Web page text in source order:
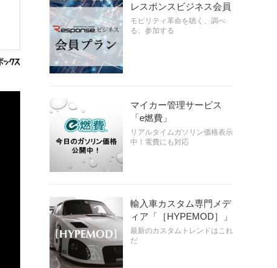
レスポンスビジネス会員
モビリティ革命を聴く、調べ
る、参加する
マイカー管理サービス
「e燃費」
リアルタイムガソリン価格表示
中！電費にも対応
輸入車カスタム専門メデ
ィア「［HYPEMOD］」
最新のカスタムトレンドはこれ
だ